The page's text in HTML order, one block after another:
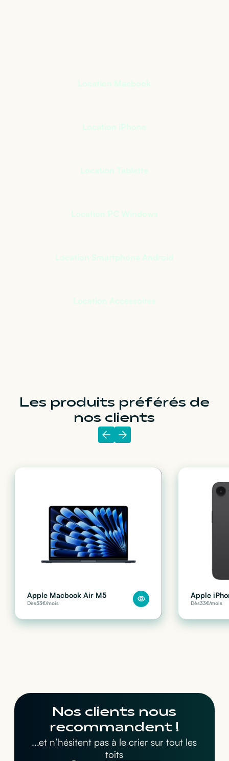
Location Macbook
Location iPhone
Location Tablette
Location PC Windows
Location Smartphone Android
Location Accessoires
Les produits préférés de
nos clients
Apple Macbook Air M5
Dès53€/mois
Apple
Dès33€/mois
Nos clients nous
recommandent !
...et n’hésitent pas à le crier sur tout les
toits